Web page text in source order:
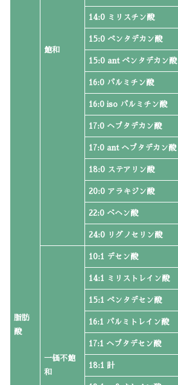
脂肪
酸
飽和
14:0 ミリスチン酸
15:0 ペンタデカン酸
15:0 ant ペンタデカン酸
16:0 パルミチン酸
16:0 iso パルミチン酸
17:0 ヘプタデカン酸
17:0 ant ヘプタデカン酸
18:0 ステアリン酸
20:0 アラキジン酸
22:0 ベヘン酸
24:0 リグノセリン酸
一価不飽
和
10:1 デセン酸
14:1 ミリストレイン酸
15:1 ペンタデセン酸
16:1 パルミトレイン酸
17:1 ヘプタデセン酸
18:1 計